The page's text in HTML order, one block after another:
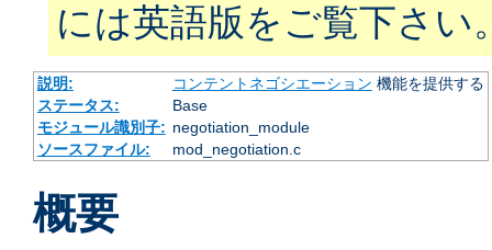
には英語版をご覧下さい
説明: コンテントネゴシエーション 機能を提供する
ステータス:
Base
モジュール識別子: negotiation_module
ソースファイル:
mod_negotiation.c
概要